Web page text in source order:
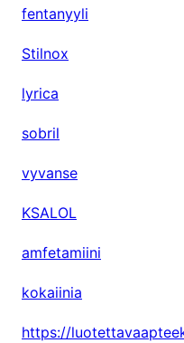
fentanyyli
Stilnox
lyrica
sobril
vyvanse
KSALOL
amfetamiini
kokaiinia
https://